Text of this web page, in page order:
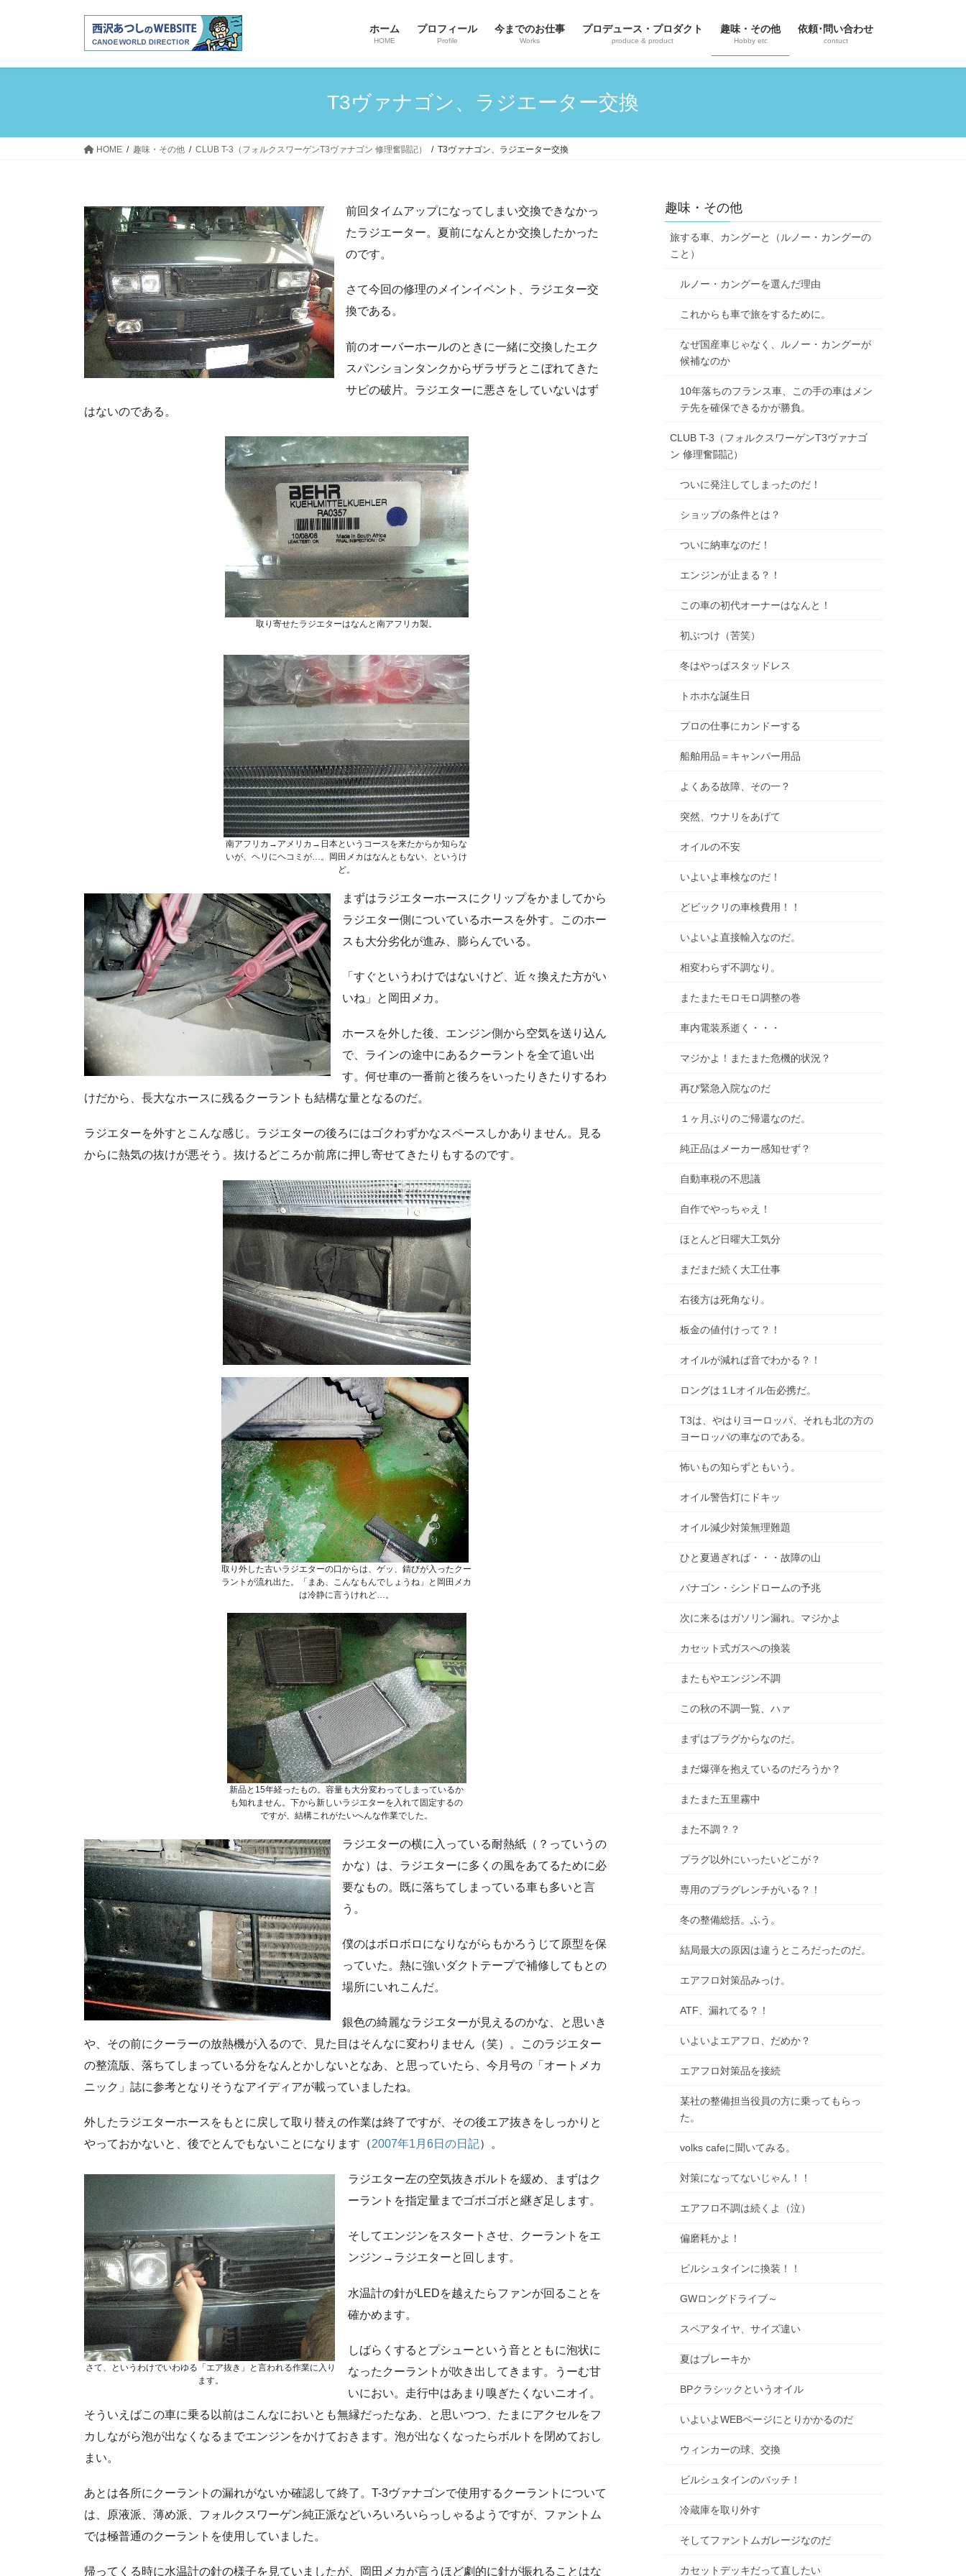
ホーム
HOME
プロフィール
Profile
今までのお仕事
Works
プロデュース・プロダクト
produce & product
趣味・その他
Hobby etc
依頼･問い合わせ
contuct
T3ヴァナゴン、ラジエーター交換
HOME 趣味・その他 CLUB T-3（フォルクスワーゲンT3ヴァナゴン 修理奮闘記） T3ヴァナゴン、ラジエーター交換
前回タイムアップになってしまい交換できなかっ
たラジエーター。夏前になんとか交換したかった
のです。
さて今回の修理のメインイベント、ラジエター交
換である。
前のオーバーホールのときに一緒に交換したエク
スパンションタンクからザラザラとこぼれてきた
サビの破片。ラジエターに悪さをしていないはず
はないのである。
取り寄せたラジエターはなんと南アフリカ製。
南アフリカ→アメリカ→日本というコースを来たからか知らな
いが、ヘリにヘコミが…。岡田メカはなんともない、というけ
ど。
まずはラジエターホースにクリップをかましてから
ラジエター側についているホースを外す。このホー
スも大分劣化が進み、膨らんでいる。
「すぐというわけではないけど、近々換えた方がい
いね」と岡田メカ。
ホースを外した後、エンジン側から空気を送り込ん
で、ラインの途中にあるクーラントを全て追い出
す。何せ車の一番前と後ろをいったりきたりするわ
けだから、長大なホースに残るクーラントも結構な量となるのだ。
ラジエターを外すとこんな感じ。ラジエターの後ろにはゴクわずかなスペースしかありません。見る
からに熱気の抜けが悪そう。抜けるどころか前席に押し寄せてきたりもするのです。
取り外した古いラジエターの口からは、ゲッ、錆びが入ったクー
ラントが流れ出た。「まあ、こんなもんでしょうね」と岡田メカ
は冷静に言うけれど…。
新品と15年経ったもの。容量も大分変わってしまっているか
も知れません。下から新しいラジエターを入れて固定するの
ですが、結構これがたいへんな作業でした。
ラジエターの横に入っている耐熱紙（？っていうの
かな）は、ラジエターに多くの風をあてるために必
要なもの。既に落ちてしまっている車も多いと言
う。
僕のはボロボロになりながらもかろうじて原型を保
っていた。熱に強いダクトテープで補修してもとの
場所にいれこんだ。
銀色の綺麗なラジエターが見えるのかな、と思いき
や、その前にクーラーの放熱機が入るので、見た目はそんなに変わりません（笑）。このラジエター
の整流版、落ちてしまっている分をなんとかしないとなあ、と思っていたら、今月号の「オートメカ
ニック」誌に参考となりそうなアイディアが載っていましたね。
外したラジエターホースをもとに戻して取り替えの作業は終了ですが、その後エア抜きをしっかりと
やっておかないと、後でとんでもないことになります（2007年1月6日の日記）。
さて、というわけでいわゆる「エア抜き」と言われる作業に入り
ます。
ラジエター左の空気抜きボルトを緩め、まずはク
ーラントを指定量までゴボゴボと継ぎ足します。
そしてエンジンをスタートさせ、クーラントをエ
ンジン→ラジエターと回します。
水温計の針がLEDを越えたらファンが回ることを
確かめます。
しばらくするとプシューという音とともに泡状に
なったクーラントが吹き出してきます。うーむ甘
いにおい。走行中はあまり嗅ぎたくないニオイ。
そういえばこの車に乗る以前はこんなにおいとも無縁だったなあ、と思いつつ、たまにアクセルをフ
カしながら泡が出なくなるまでエンジンをかけておきます。泡が出なくなったらボルトを閉めておし
まい。
あとは各所にクーラントの漏れがないか確認して終了。T-3ヴァナゴンで使用するクーラントについて
は、原液派、薄め派、フォルクスワーゲン純正派などいろいろいらっしゃるようですが、ファントム
では極普通のクーラントを使用していました。
帰ってくる時に水温計の針の様子を見ていましたが、岡田メカが言うほど劇的に針が振れることはな
趣味・その他
旅する車、カングーと（ルノー・カングーの
こと）
ルノー・カングーを選んだ理由
これからも車で旅をするために。
なぜ国産車じゃなく、ルノー・カングーが
候補なのか
10年落ちのフランス車、この手の車はメン
テ先を確保できるかが勝負。
CLUB T-3（フォルクスワーゲンT3ヴァナゴ
ン 修理奮闘記）
ついに発注してしまったのだ！
ショップの条件とは？
ついに納車なのだ！
エンジンが止まる？！
この車の初代オーナーはなんと！
初ぶつけ（苦笑）
冬はやっぱスタッドレス
トホホな誕生日
プロの仕事にカンドーする
船舶用品＝キャンパー用品
よくある故障、その一？
突然、ウナリをあげて
オイルの不安
いよいよ車検なのだ！
どビックリの車検費用！！
いよいよ直接輸入なのだ。
相変わらず不調なり。
またまたモロモロ調整の巻
車内電装系逝く・・・
マジかよ！またまた危機的状況？
再び緊急入院なのだ
１ヶ月ぶりのご帰還なのだ。
純正品はメーカー感知せず？
自動車税の不思議
自作でやっちゃえ！
ほとんど日曜大工気分
まだまだ続く大工仕事
右後方は死角なり。
板金の値付けって？！
オイルが減れば音でわかる？！
ロングは１Lオイル缶必携だ。
T3は、やはりヨーロッパ、それも北の方の
ヨーロッパの車なのである。
怖いもの知らずともいう。
オイル警告灯にドキッ
オイル減少対策無理難題
ひと夏過ぎれば・・・故障の山
バナゴン・シンドロームの予兆
次に来るはガソリン漏れ。マジかよ
カセット式ガスへの換装
またもやエンジン不調
この秋の不調一覧、ハァ
まずはプラグからなのだ。
まだ爆弾を抱えているのだろうか？
またまた五里霧中
また不調？？
プラグ以外にいったいどこが？
専用のプラグレンチがいる？！
冬の整備総括。ふう。
結局最大の原因は違うところだったのだ。
エアフロ対策品みっけ。
ATF、漏れてる？！
いよいよエアフロ、だめか？
エアフロ対策品を接続
某社の整備担当役員の方に乗ってもらっ
た。
volks cafeに聞いてみる。
対策になってないじゃん！！
エアフロ不調は続くよ（泣）
偏磨耗かよ！
ビルシュタインに換装！！
GWロングドライブ～
スペアタイヤ、サイズ違い
夏はブレーキか
BPクラシックというオイル
いよいよWEBページにとりかかるのだ
ウィンカーの球、交換
ビルシュタインのバッチ！
冷蔵庫を取り外す
そしてファントムガレージなのだ
カセットデッキだって直したい